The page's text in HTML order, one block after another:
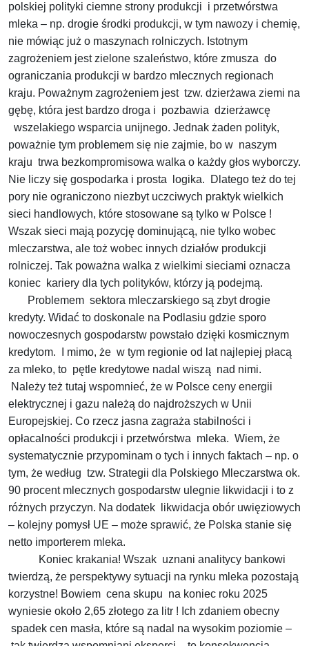
polskiej polityki ciemne strony produkcji i przetwórstwa
mleka – np. drogie środki produkcji, w tym nawozy i chemię,
nie mówiąc już o maszynach rolniczych. Istotnym
zagrożeniem jest zielone szaleństwo, które zmusza do
ograniczania produkcji w bardzo mlecznych regionach
kraju. Poważnym zagrożeniem jest tzw. dzierżawa ziemi na
gębę, która jest bardzo droga i pozbawia dzierżawcę
wszelakiego wsparcia unijnego. Jednak żaden polityk,
poważnie tym problemem się nie zajmie, bo w naszym
kraju trwa bezkompromisowa walka o każdy głos wyborczy.
Nie liczy się gospodarka i prosta logika. Dlatego też do tej
pory nie ograniczono niezbyt uczciwych praktyk wielkich
sieci handlowych, które stosowane są tylko w Polsce !
Wszak sieci mają pozycję dominującą, nie tylko wobec
mleczarstwa, ale toż wobec innych działów produkcji
rolniczej. Tak poważna walka z wielkimi sieciami oznacza
koniec kariery dla tych polityków, którzy ją podejmą.
Problemem sektora mleczarskiego są zbyt drogie
kredyty. Widać to doskonale na Podlasiu gdzie sporo
nowoczesnych gospodarstw powstało dzięki kosmicznym
kredytom. I mimo, że w tym regionie od lat najlepiej płacą
za mleko, to pętle kredytowe nadal wiszą nad nimi.
Należy też tutaj wspomnieć, że w Polsce ceny energii
elektrycznej i gazu należą do najdroższych w Unii
Europejskiej. Co rzecz jasna zagraża stabilności i
opłacalności produkcji i przetwórstwa mleka. Wiem, że
systematycznie przypominam o tych i innych faktach – np. o
tym, że według tzw. Strategii dla Polskiego Mleczarstwa ok.
90 procent mlecznych gospodarstw ulegnie likwidacji i to z
różnych przyczyn. Na dodatek likwidacja obór uwięziowych
– kolejny pomysł UE – może sprawić, że Polska stanie się
netto importerem mleka.
Koniec krakania! Wszak uznani analitycy bankowi
twierdzą, że perspektywy sytuacji na rynku mleka pozostają
korzystne! Bowiem cena skupu na koniec roku 2025
wyniesie około 2,65 złotego za litr ! Ich zdaniem obecny
spadek cen masła, które są nadal na wysokim poziomie –